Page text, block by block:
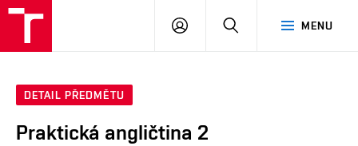
MENU
PŘIHLÁSIT
DETAIL PŘEDMĚTU
Praktická angličtina 2